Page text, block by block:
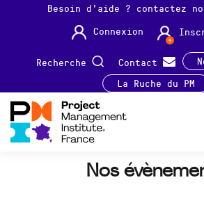
Besoin d'aide ? contactez
Connexion
Recherche Contact
La Ruche du PM
Nos